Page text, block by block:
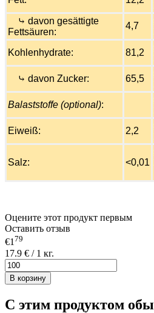
⤷ davon gesättigte
Fettsäuren:
4,7
Kohlenhydrate: 81,2
⤷ davon Zucker:
65,5
Balaststoffe (optional):
Eiweiß:
2,2
Salz: <0,01
Оцените этот продукт первым
Оставить отзыв
€179
17.9 € / 1 кг.
В корзину
С этим продуктом